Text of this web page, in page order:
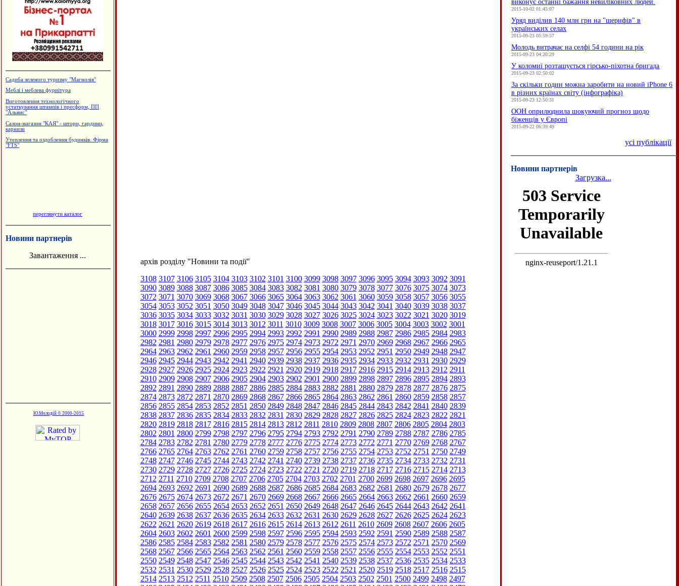
Садиба зеленого туризму "Магнолія"
Меблі і меблева фурнітура
Виготовлення технологічного
устаткування штампів і пресформ, ПП
"Альянс"
Салон-магазин "КАЯ" - штори, гардини,
карнизи
Утеплення та оздоблення будинків. Фірма
"FTS"
переглянути каталог
Новини партнерів
Завантаження ...
Ю.Молодій © 2000-2015
архів розділу "Новини та події"
3108 3107 3106 3105 3104 3103 3102 3101 3100 3099 3098 3097 3096 3095 3094 3093 3092 3091
3090 3089 3088 3087 3086 3085 3084 3083 3082 3081 3080 3079 3078 3077 3076 3075 3074 3073
3072 3071 3070 3069 3068 3067 3066 3065 3064 3063 3062 3061 3060 3059 3058 3057 3056 3055
3054 3053 3052 3051 3050 3049 3048 3047 3046 3045 3044 3043 3042 3041 3040 3039 3038 3037
3036 3035 3034 3033 3032 3031 3030 3029 3028 3027 3026 3025 3024 3023 3022 3021 3020 3019
3018 3017 3016 3015 3014 3013 3012 3011 3010 3009 3008 3007 3006 3005 3004 3003 3002 3001
3000 2999 2998 2997 2996 2995 2994 2993 2992 2991 2990 2989 2988 2987 2986 2985 2984 2983
2982 2981 2980 2979 2978 2977 2976 2975 2974 2973 2972 2971 2970 2969 2968 2967 2966 2965
2964 2963 2962 2961 2960 2959 2958 2957 2956 2955 2954 2953 2952 2951 2950 2949 2948 2947
2946 2945 2944 2943 2942 2941 2940 2939 2938 2937 2936 2935 2934 2933 2932 2931 2930 2929
2928 2927 2926 2925 2924 2923 2922 2921 2920 2919 2918 2917 2916 2915 2914 2913 2912 2911
2910 2909 2908 2907 2906 2905 2904 2903 2902 2901 2900 2899 2898 2897 2896 2895 2894 2893
2892 2891 2890 2889 2888 2887 2886 2885 2884 2883 2882 2881 2880 2879 2878 2877 2876 2875
2874 2873 2872 2871 2870 2869 2868 2867 2866 2865 2864 2863 2862 2861 2860 2859 2858 2857
2856 2855 2854 2853 2852 2851 2850 2849 2848 2847 2846 2845 2844 2843 2842 2841 2840 2839
2838 2837 2836 2835 2834 2833 2832 2831 2830 2829 2828 2827 2826 2825 2824 2823 2822 2821
2820 2819 2818 2817 2816 2815 2814 2813 2812 2811 2810 2809 2808 2807 2806 2805 2804 2803
2802 2801 2800 2799 2798 2797 2796 2795 2794 2793 2792 2791 2790 2789 2788 2787 2786 2785
2784 2783 2782 2781 2780 2779 2778 2777 2776 2775 2774 2773 2772 2771 2770 2769 2768 2767
2766 2765 2764 2763 2762 2761 2760 2759 2758 2757 2756 2755 2754 2753 2752 2751 2750 2749
2748 2747 2746 2745 2744 2743 2742 2741 2740 2739 2738 2737 2736 2735 2734 2733 2732 2731
2730 2729 2728 2727 2726 2725 2724 2723 2722 2721 2720 2719 2718 2717 2716 2715 2714 2713
2712 2711 2710 2709 2708 2707 2706 2705 2704 2703 2702 2701 2700 2699 2698 2697 2696 2695
2694 2693 2692 2691 2690 2689 2688 2687 2686 2685 2684 2683 2682 2681 2680 2679 2678 2677
2676 2675 2674 2673 2672 2671 2670 2669 2668 2667 2666 2665 2664 2663 2662 2661 2660 2659
2658 2657 2656 2655 2654 2653 2652 2651 2650 2649 2648 2647 2646 2645 2644 2643 2642 2641
2640 2639 2638 2637 2636 2635 2634 2633 2632 2631 2630 2629 2628 2627 2626 2625 2624 2623
2622 2621 2620 2619 2618 2617 2616 2615 2614 2613 2612 2611 2610 2609 2608 2607 2606 2605
2604 2603 2602 2601 2600 2599 2598 2597 2596 2595 2594 2593 2592 2591 2590 2589 2588 2587
2586 2585 2584 2583 2582 2581 2580 2579 2578 2577 2576 2575 2574 2573 2572 2571 2570 2569
2568 2567 2566 2565 2564 2563 2562 2561 2560 2559 2558 2557 2556 2555 2554 2553 2552 2551
2550 2549 2548 2547 2546 2545 2544 2543 2542 2541 2540 2539 2538 2537 2536 2535 2534 2533
2532 2531 2530 2529 2528 2527 2526 2525 2524 2523 2522 2521 2520 2519 2518 2517 2516 2515
2514 2513 2512 2511 2510 2509 2508 2507 2506 2505 2504 2503 2502 2501 2500 2499 2498 2497
виконує останні бажання невиліковних людей.
2015-10-02 01:45:07
Уряд виділив 140 млн грн на "шерифів" в
українських селах
2015-09-23 05:59:57
Молодь витрачає на селфі 54 години на рік
2015-09-23 04:20:29
У коломиї розташується гірсько-піхотна бригада
2015-09-23 02:50:02
За скільки годин можна заробити на новий iPhone 6
в різних країнах світу (інфографіка)
2015-09-23 12:50:31
ООН оприлюднила шокуючий прогноз щодо
біженців у Європі
2015-09-22 06:39:49
усі публікації
Новини партнерів
Загрузка...